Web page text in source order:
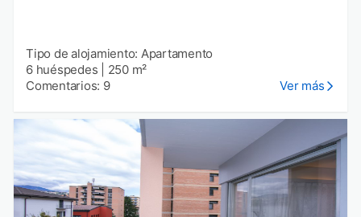
Tipo de alojamiento: Apartamento
6 huéspedes
250 m²
Comentarios: 9
Ver más